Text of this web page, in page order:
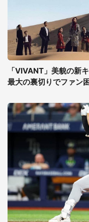
「VIVANT」美貌の新
最大の裏切りでファン